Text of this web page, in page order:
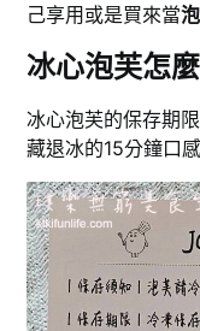
己享用或是買來當
冰心泡芙怎
冰心泡芙的保存期
藏退冰的15分鐘口